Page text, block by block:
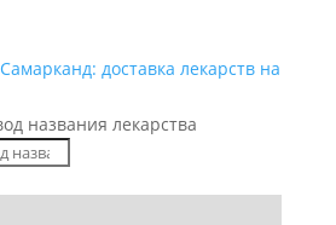
названия лекарства